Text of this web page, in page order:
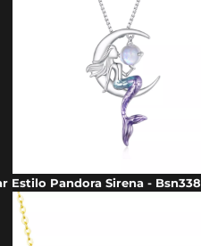
Estilo Pandora Sirena - Bsn338